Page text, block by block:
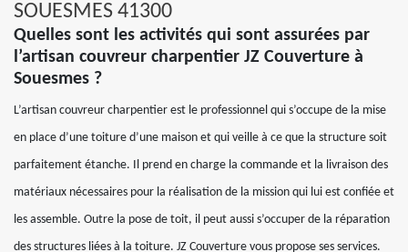
SOUESMES 41300
Quelles sont les activités qui sont assurées par
l’artisan couvreur charpentier JZ Couverture à
Souesmes ?
L’artisan couvreur charpentier est le professionnel qui s’occupe de la mise
en place d’une toiture d’une maison et qui veille à ce que la structure soit
parfaitement étanche. Il prend en charge la commande et la livraison des
matériaux nécessaires pour la réalisation de la mission qui lui est confiée et
les assemble. Outre la pose de toit, il peut aussi s’occuper de la réparation
des structures liées à la toiture. JZ Couverture vous propose ses services.